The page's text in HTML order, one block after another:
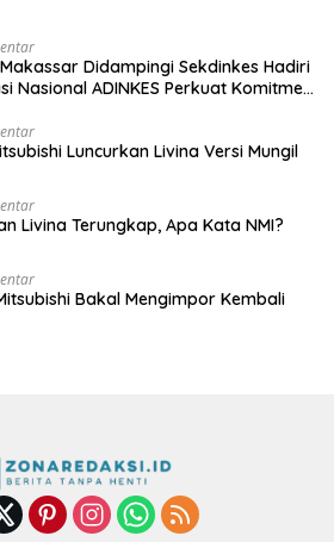
Didampingi Sekdinkes Hadiri
Nasional ADINKES Perkuat Komitmen
Luncurkan Livina Versi Mungil
Livina Terungkap, Apa Kata NMI?
Bakal Mengimpor Kembali